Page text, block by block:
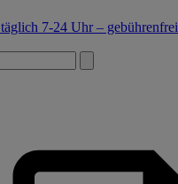
täglich 7-24 Uhr – gebührenfrei